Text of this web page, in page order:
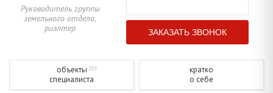
Руководитель группы
земельного отдела,
риэлтер
объекты 205
специалиста
кратко
о себе